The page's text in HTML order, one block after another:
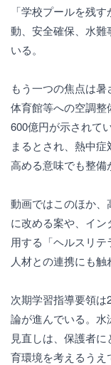
「学校プールを残
動、安全確保、水難
いる。
もう一つの焦点は
体育館等への空調整
600億円が示されて
まるとされ、熱中
高める意味でも整備
動画ではこのほか、
に改める案や、イ
用する「ヘルスリ
人材との連携にも触
次期学習指導要領
論が進んでいる。
見直しは、保護者
育環境を考えるうえ